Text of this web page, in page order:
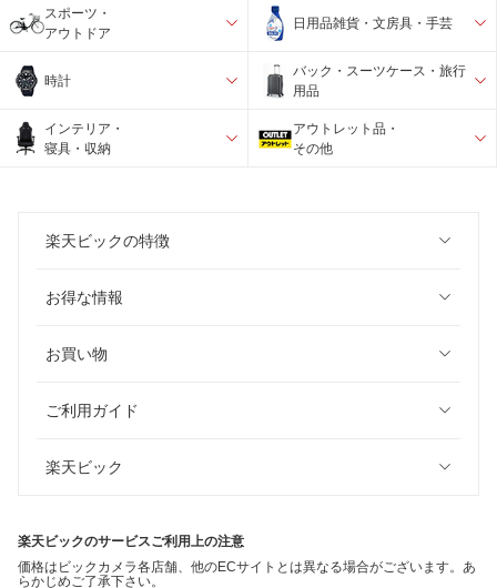
スポーツ・
アウトドア
日用品雑貨・文房具・手芸
時計
バック・スーツケース・旅行
用品
インテリア・
寝具・収納
アウトレット品・
その他
楽天ビックの特徴
お得な情報
お買い物
ご利用ガイド
楽天ビック
楽天ビックのサービスご利用上の注意
価格はビックカメラ各店舗、他のECサイトとは異なる場合がございます。あ
らかじめご了承下さい。